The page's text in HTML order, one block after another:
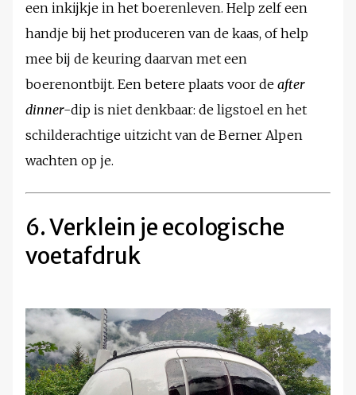
een inkijkje in het boerenleven. Help zelf een
handje bij het produceren van de kaas, of help
mee bij de keuring daarvan met een
boerenontbijt. Een betere plaats voor de after
dinner-dip is niet denkbaar: de ligstoel en het
schilderachtige uitzicht van de Berner Alpen
wachten op je.
6. Verklein je ecologische
voetafdruk